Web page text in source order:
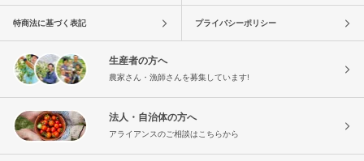
特商法に基づく表記 プライバシーポリシー
生産者の方へ
農家さん・漁師さんを募集しています!
法人・自治体の方へ
アライアンスのご相談はこちらから